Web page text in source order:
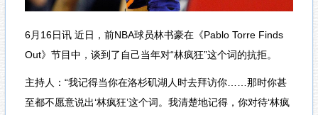
6月16日讯 近日，前NBA球员林书豪在《Pablo Torre Finds
Out》节目中，谈到了自己当年对“林疯狂”这个词的抗拒。
主持人：“我记得当你在洛杉矶湖人时去拜访你……那时你甚
至都不愿意说出‘林疯狂’这个词。我清楚地记得，你对待‘林疯